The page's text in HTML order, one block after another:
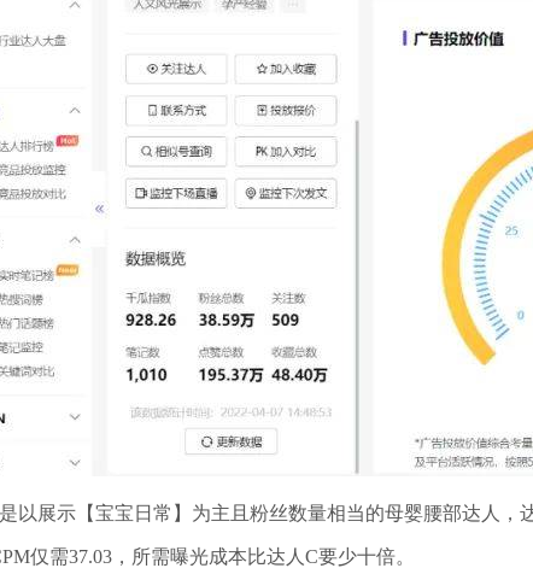
以展示【宝宝日常】为主且粉丝数量相当的母婴腰部达人
仅需37.03，所需曝光成本比达人C要少十倍。